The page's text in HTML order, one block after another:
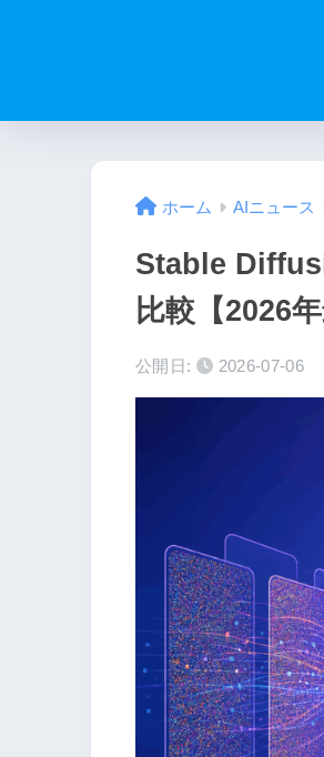
ホーム AIニュース
Stable
比較【2026年
公開日: 2026-07-06